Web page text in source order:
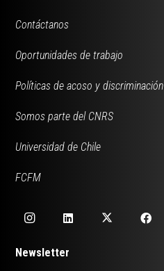
Contáctanos
Oportunidades de trabajo
Políticas de acoso y discriminación
Somos parte del CNRS
Universidad de Chile
FCFM
Newsletter